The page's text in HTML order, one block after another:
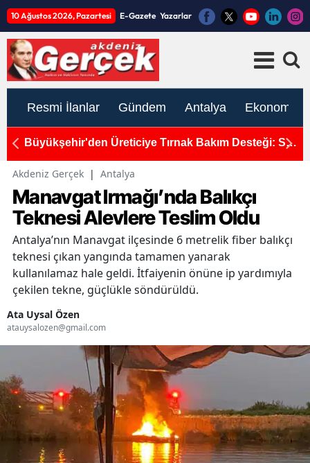
10 Ağustos 2026, Pazartesi E-Gazete Yazarlar
Resmi İlanlar Gündem Antalya Ekonomi
Aspendos'ta Gizemli Keşif: Doğu Nekropolis'te 2 Bin
Akdeniz Gerçek | Antalya
Manavgat Irmağı’nda Balıkçı
Teknesi Alevlere Teslim Oldu
Antalya’nın Manavgat ilçesinde 6 metrelik fiber balıkçı
teknesi çıkan yangında tamamen yanarak
kullanılamaz hale geldi. İtfaiyenin önüne ip yardımıyla
çekilen tekne, güçlükle söndürüldü.
Ata Uysal Özen
atauysalozen@gmail.com